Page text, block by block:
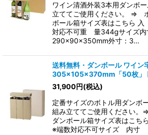
ワイン清酒外装3本用ダンボ
立ててご使用ください。 ⇒
ボール箱サイズ表はこちら
対応不可重 量344gサイズ内
290×90×350mm外寸：3…
送料無料・ダンボール ワイン
305×105×370mm「50枚」
31,900円(税込)
定番サイズのボトル用ダンボ
組み立ててご使用ください
ダンボール箱サイズ表はこ
※端数対応不可サイズ 内寸